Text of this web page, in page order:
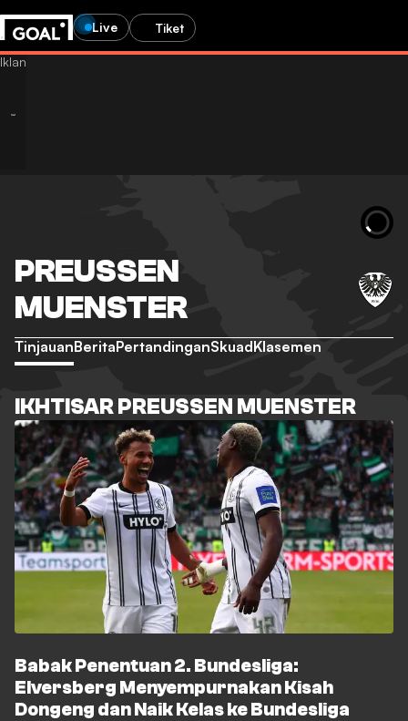
Live Tiket
PREUSSEN
MUENSTER
TinjauanBeritaPertandinganSkuadKlasemen
IKHTISAR PREUSSEN MUENSTER
Babak Penentuan 2. Bundesliga:
Elversberg Menyempurnakan Kisah
Dongeng dan Naik Kelas ke Bundesliga